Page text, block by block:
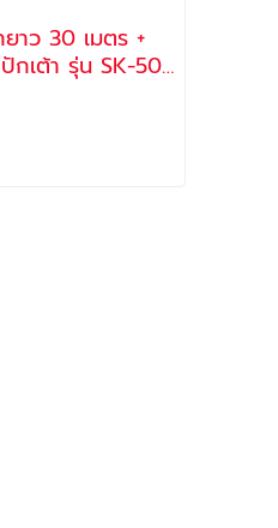
าว 30 เมตร +
SK-50